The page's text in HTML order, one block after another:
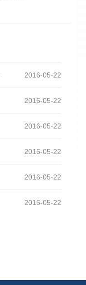
2016-05-22
2016-05-22
2016-05-22
2016-05-22
2016-05-22
2016-05-22